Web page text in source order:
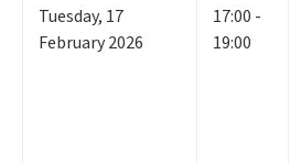
Tuesday, 17
February 2026
17:00 -
19:00